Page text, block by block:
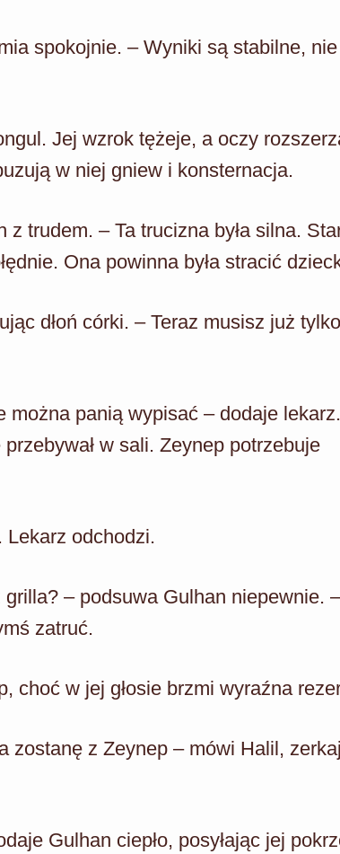
spokojnie. – Wyniki są stabilne,
Jej wzrok tężeje, a oczy
w niej gniew i konsternacja.
trudem. – Ta trucizna była silna.
Ona powinna była stracić
dłoń córki. – Teraz musisz już
można panią wypisać – dodaje
w sali. Zeynep potrzebuje
Lekarz odchodzi.
– podsuwa Gulhan niepewnie.
zatruć.
w jej głosie brzmi wyraźna
zostanę z Zeynep – mówi Halil,
Gulhan ciepło, posyłając jej